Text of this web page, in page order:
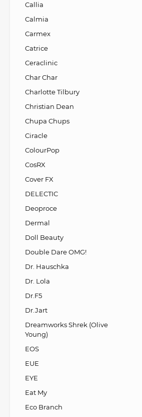
Callia
Calmia
Carmex
Catrice
Ceraclinic
Char Char
Charlotte Tilbury
Christian Dean
Chupa Chups
Ciracle
ColourPop
CosRX
Cover FX
DELECTIC
Deoproce
Dermal
Doll Beauty
Double Dare OMG!
Dr. Hauschka
Dr. Lola
Dr.F5
Dr.Jart
Dreamworks Shrek (Olive
Young)
EOS
EUE
EYE
Eat My
Eco Branch